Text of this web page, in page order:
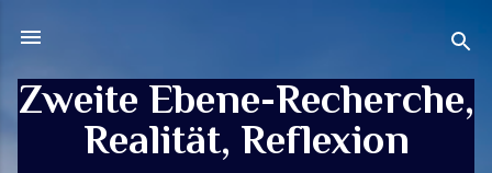
Zweite Ebene-Recherche,
Realität, Reflexion